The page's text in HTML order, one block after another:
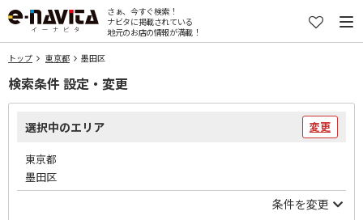
さぁ、今すぐ検索！
ナビタに掲載されている
地元のお店の情報が満載！
トップ 東京都 墨田区
検索条件 設定・変更
選択中のエリア 変更
東京都
墨田区
条件を変更